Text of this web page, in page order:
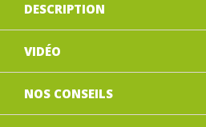
DESCRIPTION
VIDÉO
NOS CONSEILS